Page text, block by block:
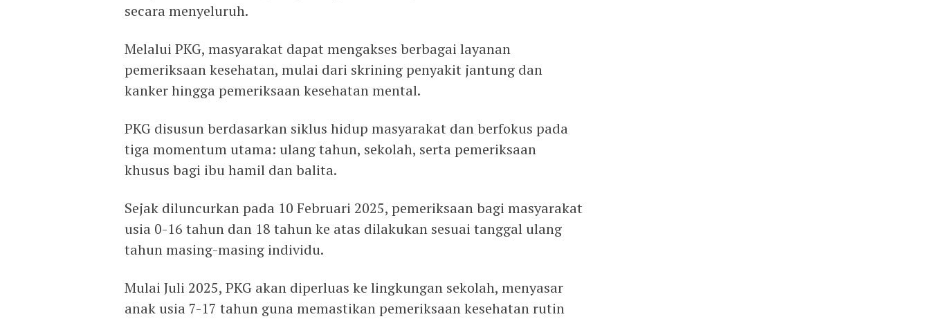
secara menyeluruh.
Melalui PKG, masyarakat dapat mengakses berbagai layanan
pemeriksaan kesehatan, mulai dari skrining penyakit jantung dan
kanker hingga pemeriksaan kesehatan mental.
PKG disusun berdasarkan siklus hidup masyarakat dan berfokus pada
tiga momentum utama: ulang tahun, sekolah, serta pemeriksaan
khusus bagi ibu hamil dan balita.
Sejak diluncurkan pada 10 Februari 2025, pemeriksaan bagi masyarakat
usia 0-16 tahun dan 18 tahun ke atas dilakukan sesuai tanggal ulang
tahun masing-masing individu.
Mulai Juli 2025, PKG akan diperluas ke lingkungan sekolah, menyasar
anak usia 7-17 tahun guna memastikan pemeriksaan kesehatan rutin